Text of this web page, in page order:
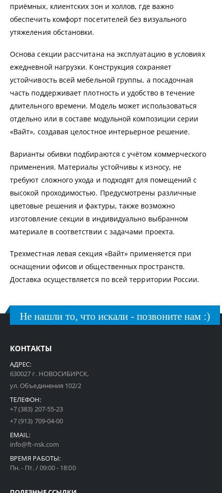
приёмных, клиентских зон и холлов, где важно
обеспечить комфорт посетителей без визуального
утяжеления обстановки.
Основа секции рассчитана на эксплуатацию в условиях
ежедневной нагрузки. Конструкция сохраняет
устойчивость всей мебельной группы, а посадочная
часть поддерживает плотность и удобство в течение
длительного времени. Модель может использоваться
отдельно или в составе модульной композиции серии
«Вайт», создавая целостное интерьерное решение.
Варианты обивки подбираются с учётом коммерческого
применения. Материалы устойчивы к износу, не
требуют сложного ухода и подходят для помещений с
высокой проходимостью. Предусмотрены различные
цветовые решения и фактуры, также возможно
изготовление секции в индивидуально выбранном
материале в соответствии с задачами проекта.
Трехместная левая секция «Вайт» применяется при
оснащении офисов и общественных пространств.
Доставка осуществляется по всей территории России.
Не нашли то, что искали - позвоните нам :)
КОНТАКТЫ
АДРЕС:
630027 г. НОВОСИБИРСК,
ул. Объединения 102/2
ТЕЛЕФОН:
+7 (383) 207-55-23
+7 (913) 709-04-00
EMAIL:
info@ft-nsk.com
ВРЕМЯ РАБОТЫ:
Пн. - Пт. / 09:00 - 18:00